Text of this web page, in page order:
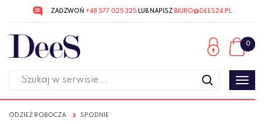
do menu
głównego
do
menu
w
ZADZWOŃ +48 577 025 325LUB NAPISZ BIURO@DEES24.PL
0
ODZIEŻ ROBOCZA SPODNIE